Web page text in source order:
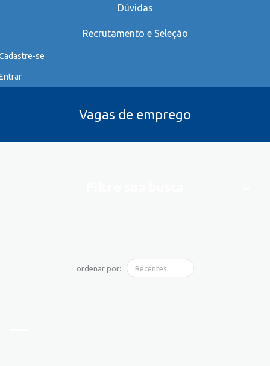
Dúvidas
Recrutamento e Seleção
se
Vagas de emprego
ordenar por: